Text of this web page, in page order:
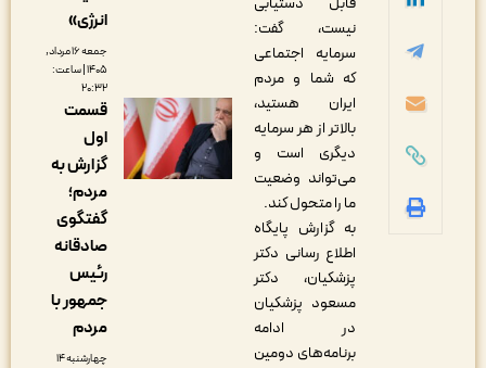
نیست، گفت:
سرمایه اجتماعی
که شما و مردم
ایران هستید،
بالاتر از هر سرمایه
دیگری است و
می‌تواند وضعیت
ما را متحول کند.
به گزارش پایگاه
اطلاع رسانی دکتر
پزشکیان، دکتر
مسعود پزشکیان
در ادامه
برنامه‌های دومین
جمعه ۱۶ مرداد,
۱۴۰۵ | ساعت:
قسمت
اول
گزارش به
گفتگوی
صادقانه
جمهور با
چهارشنبه ۱۴